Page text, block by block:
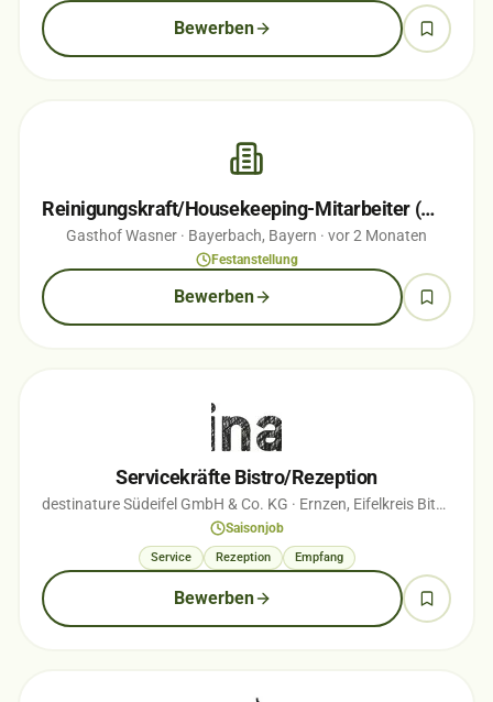
Bewerben
Reinigungskraft/Housekeeping-Mitarbeiter (m/w/d)
Gasthof Wasner · Bayerbach, Bayern · vor 2 Monaten
Festanstellung
Bewerben
Servicekräfte Bistro/Rezeption
destinature Südeifel GmbH & Co. KG · Ernzen, Eifelkreis Bitburg-Prüm
Saisonjob
Service Rezeption Empfang
Bewerben